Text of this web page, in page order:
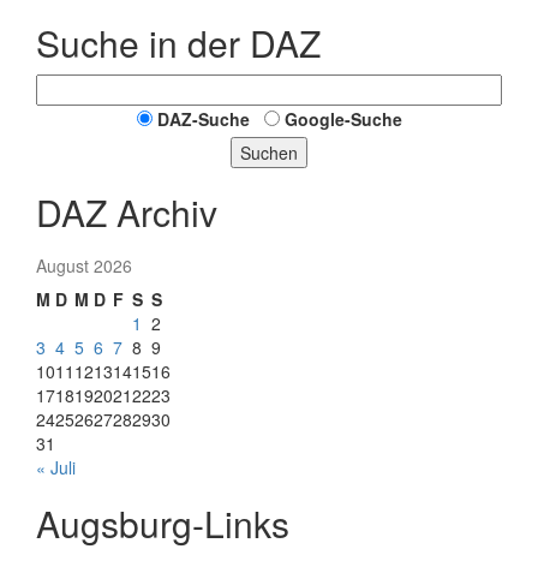
Suche in der DAZ
DAZ-Suche
Google-Suche
Suchen
DAZ Archiv
August 2026
M D M D F S S
1 2
3 4 5 6 7 8 9
1011 1213141516
17181920212223
24252627282930
31
« Juli
Augsburg-Links